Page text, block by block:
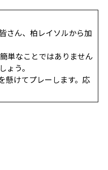
さん、柏レイソルから加
単なことではありません
ょう。
懸けてプレーします。応